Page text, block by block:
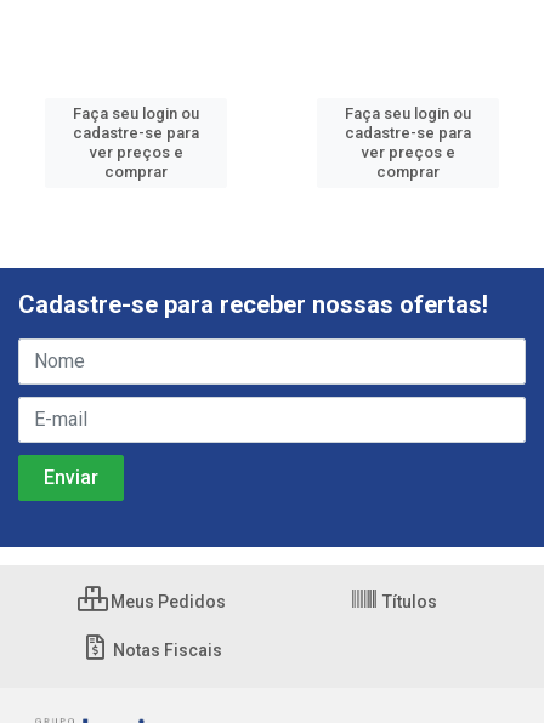
Faça seu login ou
cadastre-se para
ver preços e
comprar
Faça seu login ou
cadastre-se para
ver preços e
comprar
Cadastre-se para receber nossas ofertas!
Meus Pedidos Títulos
Notas Fiscais